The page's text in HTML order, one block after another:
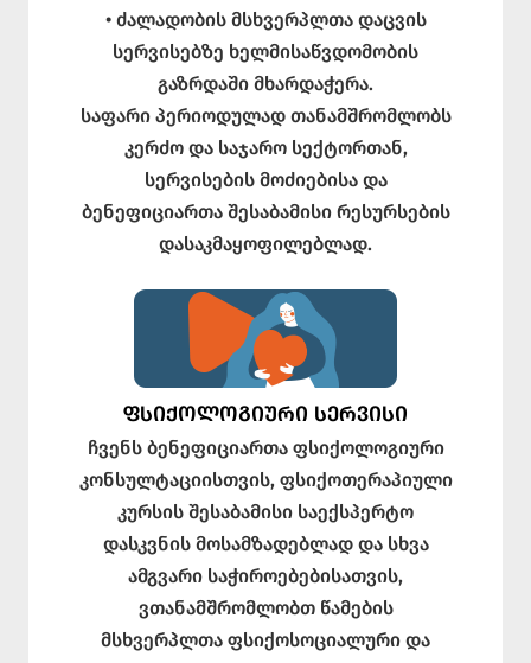
• ძალადობის მსხვერპლთა დაცვის
სერვისებზე ხელმისაწვდომობის
გაზრდაში მხარდაჭერა.
საფარი პერიოდულად თანამშრომლობს
კერძო და საჯარო სექტორთან,
სერვისების მოძიებისა და
ბენეფიციართა შესაბამისი რესურსების
დასაკმაყოფილებლად.
ᲤᲡᲘᲥᲝᲚᲝᲒᲘᲣᲠᲘ ᲡᲔᲠᲕᲘᲡᲘ
ჩვენს ბენეფიციართა ფსიქოლოგიური
კონსულტაციისთვის, ფსიქოთერაპიული
კურსის შესაბამისი საექსპერტო
დასკვნის მოსამზადებლად და სხვა
ამგვარი საჭიროებებისათვის,
ვთანამშრომლობთ წამების
მსხვერპლთა ფსიქოსოციალური და